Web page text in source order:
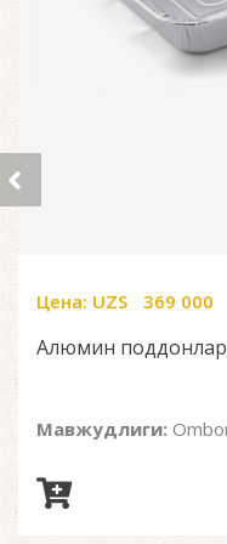
Цена: UZS 369 000
Алюмин поддонлар
Мавжудлиги: